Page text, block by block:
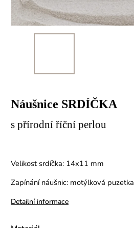
Náušnice SRDÍČKA
s přírodní říční perlou
Velikost srdíčka: 14x11 mm
Zapínání náušnic: motýlková puzetka
Detailní informace